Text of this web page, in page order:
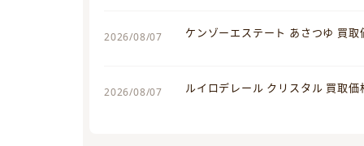
2026/08/07 ケンゾーエステート あさつゆ 買
2026/08/07 ルイロデレール クリスタル 買取